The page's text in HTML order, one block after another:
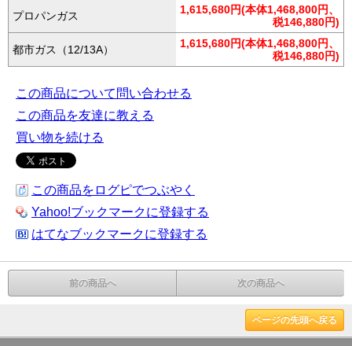
プロパンガス
1,615,680円(本体1,468,800円、
税146,880円)
都市ガス（12/13A）
1,615,680円(本体1,468,800円、
税146,880円)
この商品について問い合わせる
この商品を友達に教える
買い物を続ける
この商品をログピでつぶやく
Yahoo!ブックマークに登録する
はてなブックマークに登録する
前の商品へ 次の商品へ
ページの先頭へ戻る